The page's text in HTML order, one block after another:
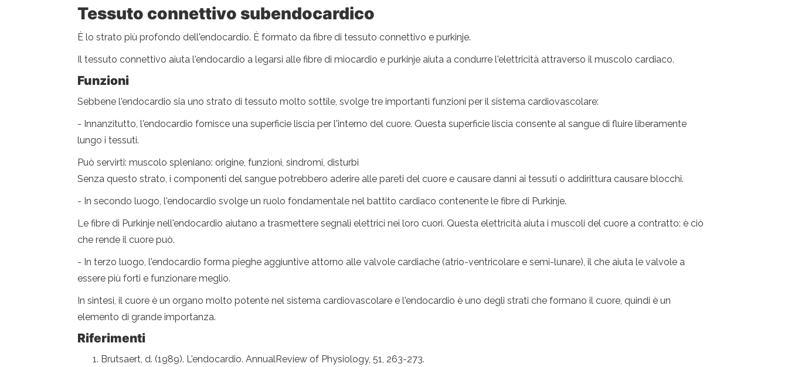
Tessuto connettivo subendocardico
È lo strato più profondo dell'endocardio. È formato da fibre di tessuto connettivo e purkinje.
Il tessuto connettivo aiuta l'endocardio a legarsi alle fibre di miocardio e purkinje aiuta a condurre l'elettricità attraverso il muscolo cardiaco.
Funzioni
Sebbene l'endocardio sia uno strato di tessuto molto sottile, svolge tre importanti funzioni per il sistema cardiovascolare:
- Innanzitutto, l'endocardio fornisce una superficie liscia per l'interno del cuore. Questa superficie liscia consente al sangue di fluire liberamente
lungo i tessuti.
Può servirti: muscolo spleniano: origine, funzioni, sindromi, disturbi
Senza questo strato, i componenti del sangue potrebbero aderire alle pareti del cuore e causare danni ai tessuti o addirittura causare blocchi.
- In secondo luogo, l'endocardio svolge un ruolo fondamentale nel battito cardiaco contenente le fibre di Purkinje.
Le fibre di Purkinje nell'endocardio aiutano a trasmettere segnali elettrici nei loro cuori. Questa elettricità aiuta i muscoli del cuore a contratto: è ciò
che rende il cuore può.
- In terzo luogo, l'endocardio forma pieghe aggiuntive attorno alle valvole cardiache (atrio-ventricolare e semi-lunare), il che aiuta le valvole a
essere più forti e funzionare meglio.
In sintesi, il cuore è un organo molto potente nel sistema cardiovascolare e l'endocardio è uno degli strati che formano il cuore, quindi è un
elemento di grande importanza.
Riferimenti
Brutsaert, d. (1989). L'endocardio. AnnualReview of Physiology, 51, 263-273.